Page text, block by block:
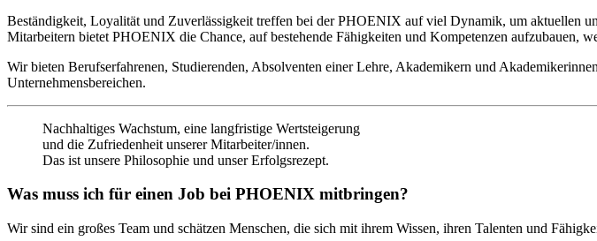
Beständigkeit, Loyalität und Zuverlässigkeit treffen bei der PHOENIX auf viel Dynamik, um aktuellen
Mitarbeitern bietet PHOENIX die Chance, auf bestehende Fähigkeiten und Kompetenzen aufzubauen,
Wir bieten Berufserfahrenen, Studierenden, Absolventen einer Lehre, Akademikern und
Unternehmensbereichen.
Nachhaltiges Wachstum, eine langfristige Wertsteigerung
und die Zufriedenheit unserer Mitarbeiter/innen.
Das ist unsere Philosophie und unser Erfolgsrezept.
Was muss ich für einen Job bei PHOENIX mitbringen?
Wir sind ein großes Team und schätzen Menschen, die sich mit ihrem Wissen, ihren Talenten und